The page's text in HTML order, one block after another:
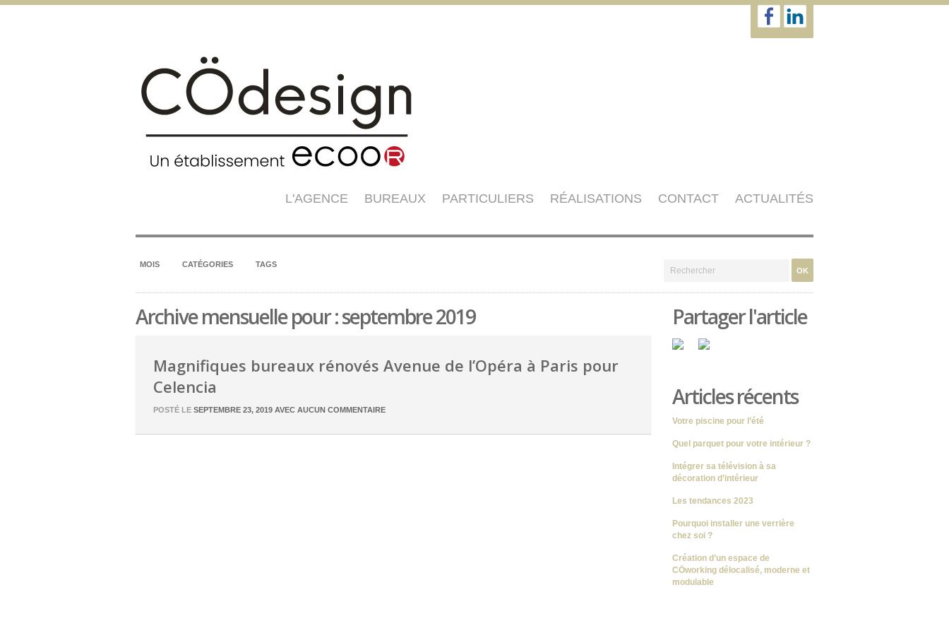
L'AGENCE BUREAUX PARTICULIERS RÉALISATIONS CONTACT ACTUALITÉS
MOIS CATÉGORIES TAGS
Archive mensuelle pour : septembre 2019
Magnifiques bureaux rénovés Avenue de l’Opéra à Paris pour
Celencia
POSTÉ LE SEPTEMBRE 23, 2019 AVEC AUCUN COMMENTAIRE
Partager l'article
Articles récents
Votre piscine pour l’été
Quel parquet pour votre intérieur ?
Intégrer sa télévision à sa
décoration d’intérieur
Les tendances 2023
Pourquoi installer une verrière
chez soi ?
Création d’un espace de
CÖworking délocalisé, moderne et
modulable